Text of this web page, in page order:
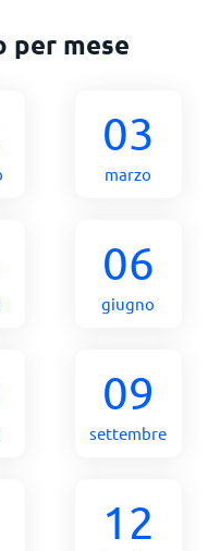
per mese
03
marzo
06
giugno
09
settembre
12